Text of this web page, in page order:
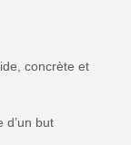
concrète et
d’un but